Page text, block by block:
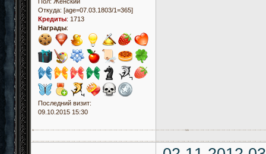
Откуда: [age=07.03.1803/1=365]
Кредиты: 1713
Награды:
Последний визит:
09.10.2015 15:30